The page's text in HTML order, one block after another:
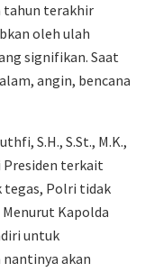
tahun terakhir
oleh ulah
signifikan. Saat
angin, bencana
S.H., S.St., M.K.,
Presiden terkait
tegas, Polri tidak
Kapolda
untuk
akan